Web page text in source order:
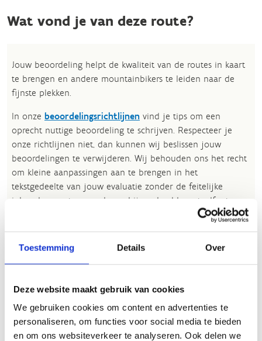
Toestemming Details Over
Deze website maakt gebruik van cookies
We gebruiken cookies om content en advertenties te
personaliseren, om functies voor social media te bieden
en om ons websiteverkeer te analyseren. Ook delen we
Wat vond je van deze route?
Jouw beoordeling helpt de kwaliteit van de routes in kaart
te brengen en andere mountainbikers te leiden naar de
fijnste plekken.
In onze beoordelingsrichtlijnen vind je tips om een
oprecht nuttige beoordeling te schrijven. Respecteer je
onze richtlijnen niet, dan kunnen wij beslissen jouw
beoordelingen te verwijderen. Wij behouden ons het recht
om kleine aanpassingen aan te brengen in het
tekstgedeelte van jouw evaluatie zonder de feitelijke
inhoud ervan te veranderen, bijvoorbeeld om taalfouten
kijkje bij deFAQ
hetRoutemeldpunt.
Heb je een vraag, contacteer ons via
sportievevrijetijd@sport.vlaanderen.​